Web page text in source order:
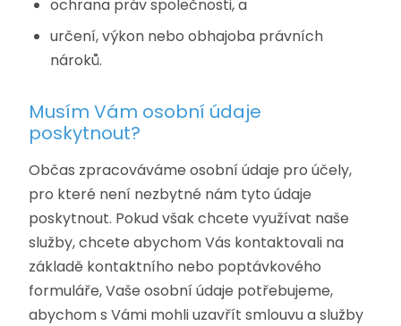
ochrana práv společnosti, a
určení, výkon nebo obhajoba právních
nároků.
Musím Vám osobní údaje
poskytnout?
Občas zpracováváme osobní údaje pro účely,
pro které není nezbytné nám tyto údaje
poskytnout. Pokud však chcete využívat naše
služby, chcete abychom Vás kontaktovali na
základě kontaktního nebo poptávkového
formuláře, Vaše osobní údaje potřebujeme,
abychom s Vámi mohli uzavřít smlouvu a služby